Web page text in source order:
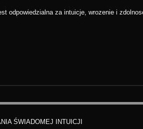
odpowiedzialna za intuicje, wrozenie i
ŚWIADOMEJ INTUICJI